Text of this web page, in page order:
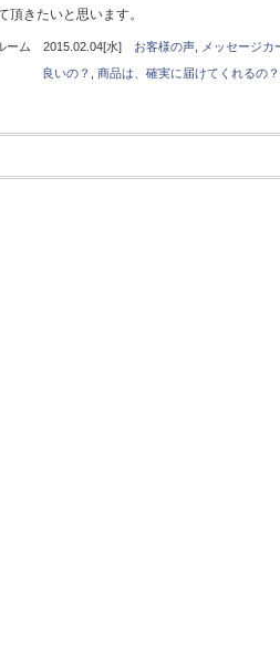
頂きたいと思います。
ーム 2015.02.04[水] お客様の声,
メッセージ
良いの？
商品は、確実に届けてくれるの？